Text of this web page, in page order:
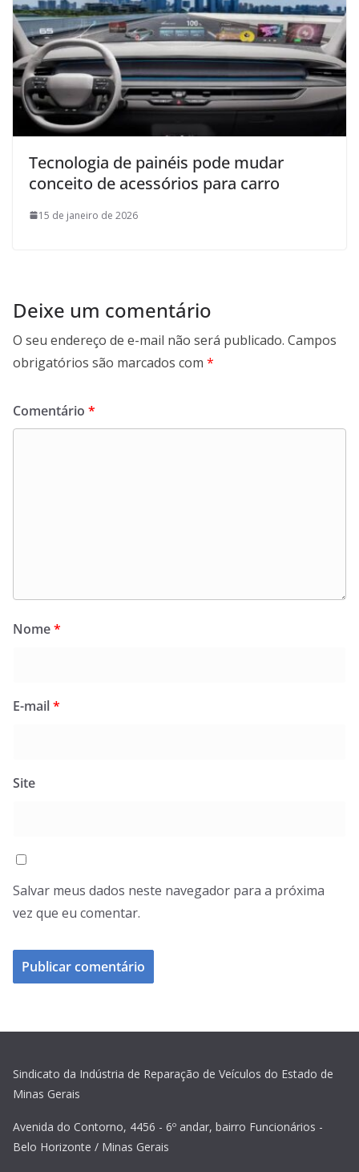
Tecnologia de painéis pode mudar
conceito de acessórios para carro
15 de janeiro de 2026
Deixe um comentário
O seu endereço de e-mail não será publicado. Campos
obrigatórios são marcados com *
Comentário *
Nome*
E-mail*
Site
Salvar meus dados neste navegador para a próxima
vez que eu comentar.
Sindicato da Indústria de Reparação de Veículos do Estado de
Minas Gerais
Avenida do Contorno, 4456 - 6º andar, bairro Funcionários -
Belo Horizonte / Minas Gerais